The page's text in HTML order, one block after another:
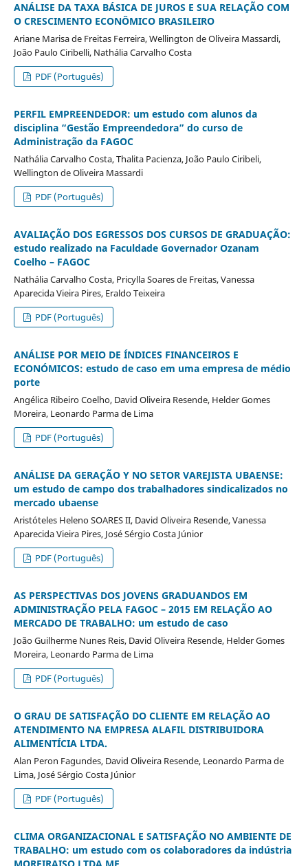
ANÁLISE DA TAXA BÁSICA DE JUROS E SUA RELAÇÃO COM
O CRESCIMENTO ECONÔMICO BRASILEIRO
Ariane Marisa de Freitas Ferreira, Wellington de Oliveira Massardi,
João Paulo Ciribelli, Nathália Carvalho Costa
PDF (Português)
PERFIL EMPREENDEDOR: um estudo com alunos da
disciplina “Gestão Empreendedora” do curso de
Administração da FAGOC
Nathália Carvalho Costa, Thalita Pacienza, João Paulo Ciribeli,
Wellington de Oliveira Massardi
PDF (Português)
AVALIAÇÃO DOS EGRESSOS DOS CURSOS DE GRADUAÇÃO:
estudo realizado na Faculdade Governador Ozanam
Coelho – FAGOC
Nathália Carvalho Costa, Pricylla Soares de Freitas, Vanessa
Aparecida Vieira Pires, Eraldo Teixeira
PDF (Português)
ANÁLISE POR MEIO DE ÍNDICES FINANCEIROS E
ECONÓMICOS: estudo de caso em uma empresa de médio
porte
Angélica Ribeiro Coelho, David Oliveira Resende, Helder Gomes
Moreira, Leonardo Parma de Lima
PDF (Português)
ANÁLISE DA GERAÇÃO Y NO SETOR VAREJISTA UBAENSE:
um estudo de campo dos trabalhadores sindicalizados no
mercado ubaense
Aristóteles Heleno SOARES II, David Oliveira Resende, Vanessa
Aparecida Vieira Pires, José Sérgio Costa Júnior
PDF (Português)
AS PERSPECTIVAS DOS JOVENS GRADUANDOS EM
ADMINISTRAÇÃO PELA FAGOC – 2015 EM RELAÇÃO AO
MERCADO DE TRABALHO: um estudo de caso
João Guilherme Nunes Reis, David Oliveira Resende, Helder Gomes
Moreira, Leonardo Parma de Lima
PDF (Português)
O GRAU DE SATISFAÇÃO DO CLIENTE EM RELAÇÃO AO
ATENDIMENTO NA EMPRESA ALAFIL DISTRIBUIDORA
ALIMENTÍCIA LTDA.
Alan Peron Fagundes, David Oliveira Resende, Leonardo Parma de
Lima, José Sérgio Costa Júnior
PDF (Português)
CLIMA ORGANIZACIONAL E SATISFAÇÃO NO AMBIENTE DE
TRABALHO: um estudo com os colaboradores da indústria